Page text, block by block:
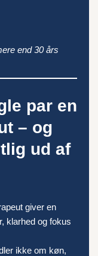
end 30 års
par en
– og
ud af
giver en
klarhed og fokus
ikke om køn,